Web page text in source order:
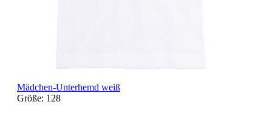
Mädchen-Unterhemd weiß
Größe: 128